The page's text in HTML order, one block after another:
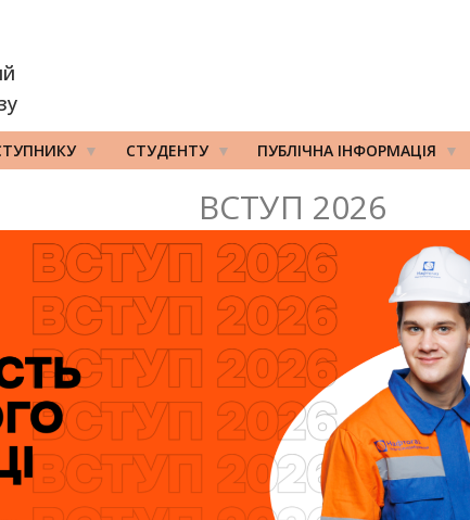
СТУДЕНТУ ПУБЛІЧНА ІНФОРМАЦІЯ
ВСТУП 2026